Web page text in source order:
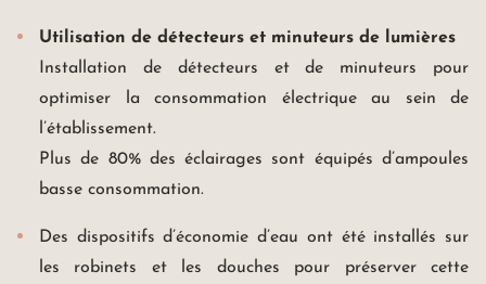
Utilisation de détecteurs et minuteurs de lumières
Installation de détecteurs et de minuteurs pour
optimiser la consommation électrique au sein de
l’établissement.
Plus de 80% des éclairages sont équipés d’ampoules
basse consommation.
Des dispositifs d’économie d’eau ont été installés sur
les robinets et les douches pour préserver cette